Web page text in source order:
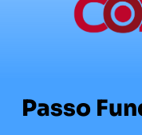
Passo